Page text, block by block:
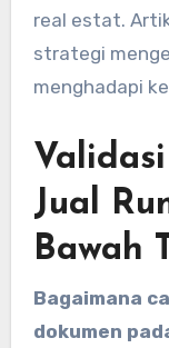
real estat.
strategi
menghadapi
Jual
Bawah
Bagaimana
dokumen